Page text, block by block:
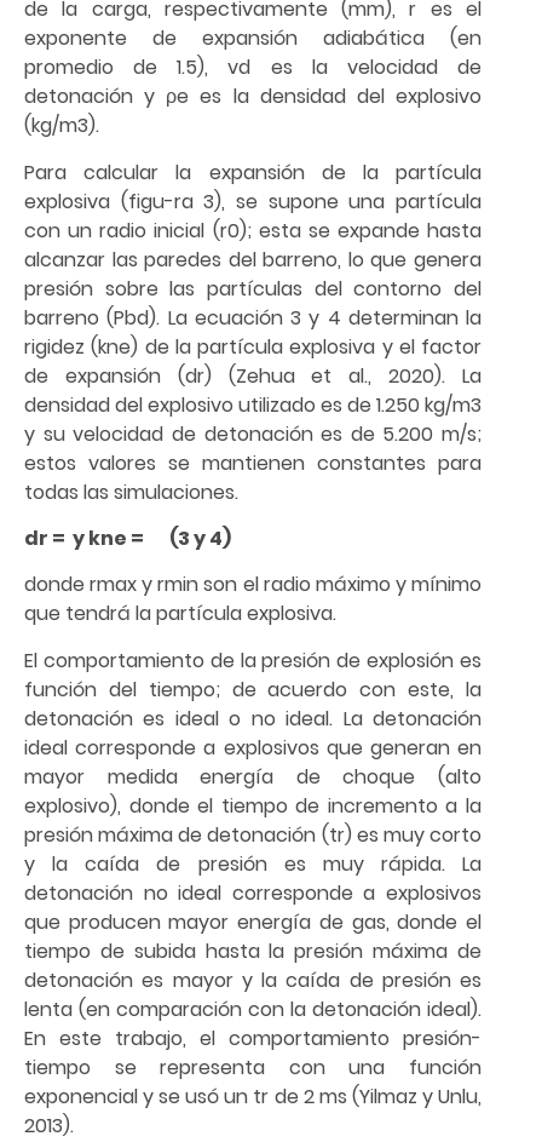
de la carga, respectivamente (mm), r es el
exponente de expansión adiabática (en
promedio de 1.5), vd es la velocidad de
detonación y ρe es la densidad del explosivo
(kg/m3).
Para calcular la expansión de la partícula
explosiva (figu-ra 3), se supone una partícula
con un radio inicial (r0); esta se expande hasta
alcanzar las paredes del barreno, lo que genera
presión sobre las partículas del contorno del
barreno (Pbd). La ecuación 3 y 4 determinan la
rigidez (kne) de la partícula explosiva y el factor
de expansión (dr) (Zehua et al., 2020). La
densidad del explosivo utilizado es de 1.250 kg/m3
y su velocidad de detonación es de 5.200 m/s;
estos valores se mantienen constantes para
todas las simulaciones.
dr = y kne = (3 y 4)
donde rmax y rmin son el radio máximo y mínimo
que tendrá la partícula explosiva.
El comportamiento de la presión de explosión es
función del tiempo; de acuerdo con este, la
detonación es ideal o no ideal. La detonación
ideal corresponde a explosivos que generan en
mayor medida energía de choque (alto
explosivo), donde el tiempo de incremento a la
presión máxima de detonación (tr) es muy corto
y la caída de presión es muy rápida. La
detonación no ideal corresponde a explosivos
que producen mayor energía de gas, donde el
tiempo de subida hasta la presión máxima de
detonación es mayor y la caída de presión es
lenta (en comparación con la detonación ideal).
En este trabajo, el comportamiento presión-
tiempo se representa con una función
exponencial y se usó un tr de 2 ms (Yilmaz y Unlu,
2013).